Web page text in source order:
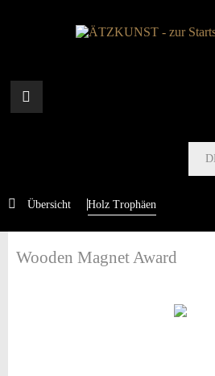
Übersicht Holz Trophäen
Wooden Magnet Award